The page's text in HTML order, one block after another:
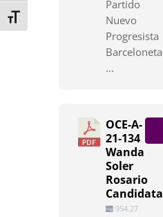
Toggle Font size
Partido
Nuevo
Progresista
Barceloneta
...
OCE-A-
21-134
Wanda
Soler
Rosario
Candidata
954.27